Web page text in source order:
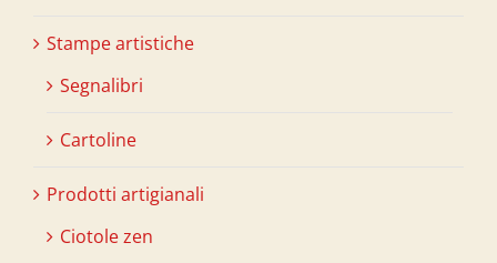
Stampe artistiche
Segnalibri
Cartoline
Prodotti artigianali
Ciotole zen